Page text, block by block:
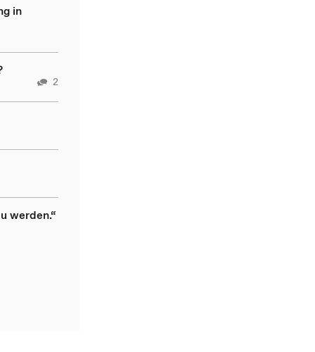
in
2
werden.“